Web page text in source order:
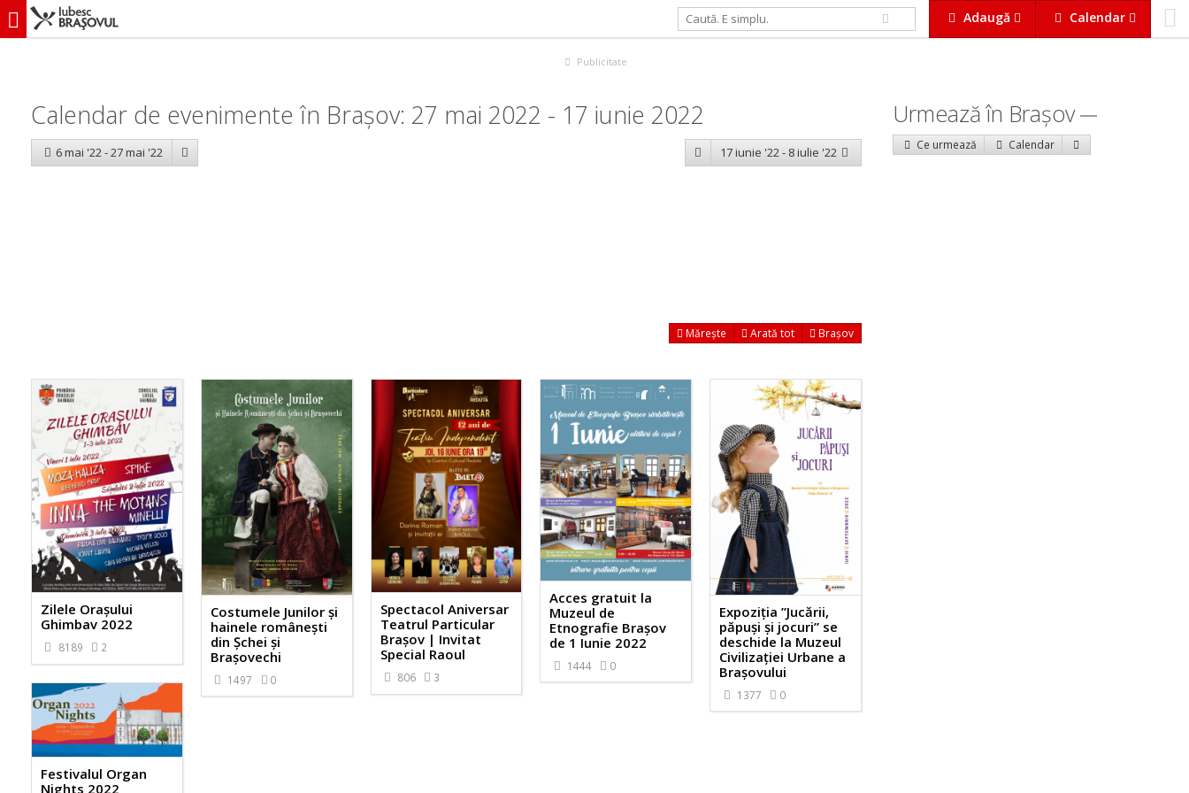
Adaugă Calendar
iubescbraşovul.ro
Publicitate
Calendar de evenimente în Brașov: 27 mai 2022 - 17 iunie 2022
6 mai '22 - 27 mai '22 17 iunie '22 - 8 iulie '22
Mărește Arată tot Brașov
Zilele Orașului
Ghimbav 2022
8189 2
Costumele Junilor și
hainele românești
din Șchei și
Brașovechi
1497 0
Spectacol Aniversar
Teatrul Particular
Brașov | Invitat
Special Raoul
806 3
Acces gratuit la
Muzeul de
Etnografie Brașov
de 1 Iunie 2022
1444 0
Expoziţia ”Jucării,
păpuși și jocuri” se
deschide la Muzeul
Civilizației Urbane a
Brașovului
1377 0
Festivalul Organ
Nights 2022
Urmează în Braşov
Ce urmează Calendar